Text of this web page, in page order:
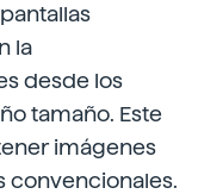
la
desde los
tamaño. Este
imágenes
convencionales.